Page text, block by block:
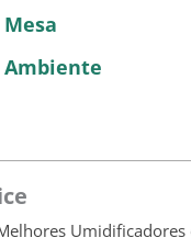
Ambiente
Umidificadores